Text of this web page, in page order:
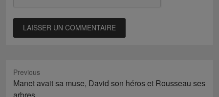
Previous
Previous
post:
Manet avait sa muse, David son héros et Rousseau ses
arbres